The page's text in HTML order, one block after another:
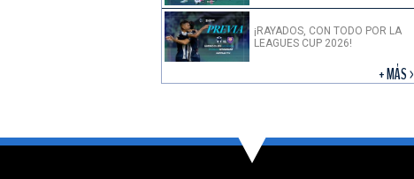
¡RAYADOS, CON TODO POR LA
LEAGUES CUP 2026!
+ MÁS >